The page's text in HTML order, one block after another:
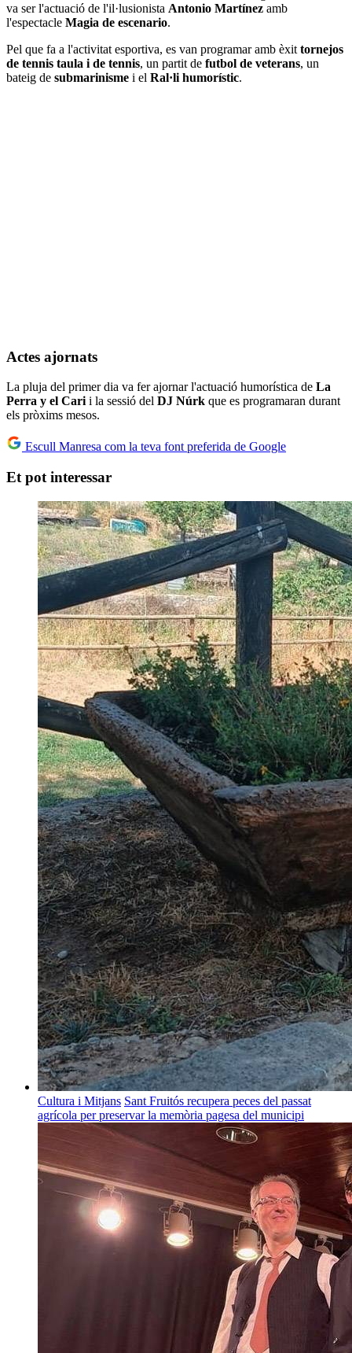
va ser l'actuació de l'il·lusionista Antonio Martínez amb
l'espectacle Magia de escenario.
Pel que fa a l'activitat esportiva, es van programar amb èxit tornejos
de tennis taula i de tennis, un partit de futbol de veterans, un
bateig de submarinisme i el Ral·li humorístic.
Actes ajornats
La pluja del primer dia va fer ajornar l'actuació humorística de La
Perra y el Carii la sessió del DJ Núrk que es programaran durant
els pròxims mesos.
Escull Manresa com la teva font preferida de Google
Et pot interessar
Cultura i Mitjans Sant Fruitós recupera peces del passat
agrícola per preservar la memòria pagesa del municipi